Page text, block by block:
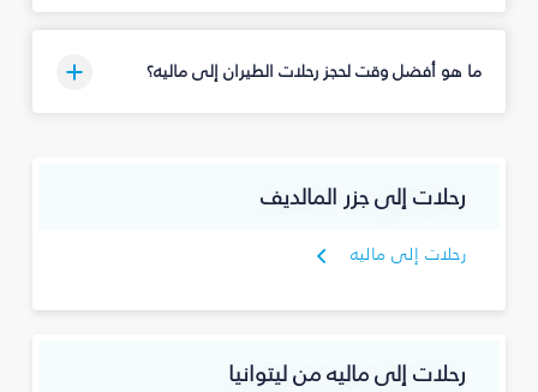
ما هو أفضل وقت لحجز رحلات الطيران إلى ماليه؟
رحلات إلى جزر المالديف
رحلات إلى ماليه
رحلات إلى ماليه من ليتوانيا